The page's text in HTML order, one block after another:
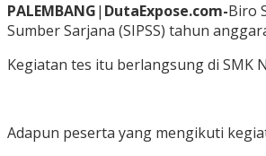
PALEMBANG| DutaExpose.com-Biro
Sumber Sarjana (SIPSS) tahun
Kegiatan tes itu berlangsung di SMK
Adapun peserta yang mengikuti